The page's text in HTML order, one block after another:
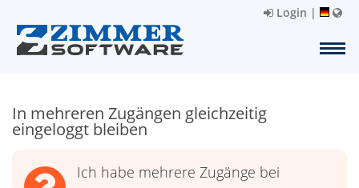
Login |
In mehreren Zugängen gleichzeitig
eingeloggt bleiben
Ich habe mehrere Zugänge bei